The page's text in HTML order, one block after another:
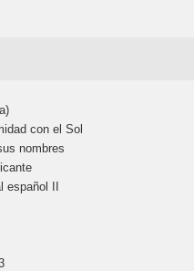
con el Sol
nombres
II